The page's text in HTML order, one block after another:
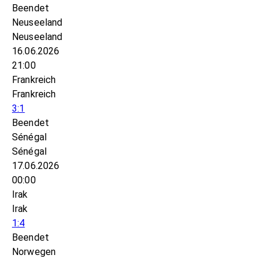
Beendet
Neuseeland
Neuseeland
16.06.2026
21:00
Frankreich
Frankreich
3:1
Beendet
Sénégal
Sénégal
17.06.2026
00:00
Irak
Irak
1:4
Beendet
Norwegen